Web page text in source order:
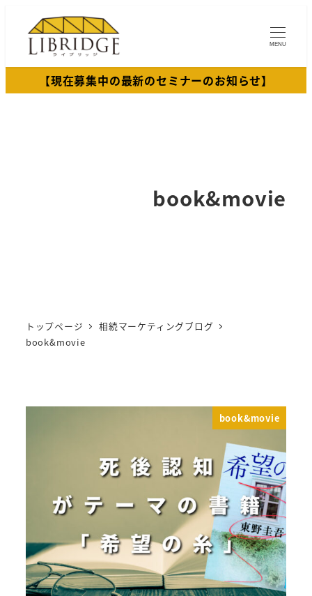
ン
MENU
【現在募集中の最新のセミナーのお知らせ】
book&movie
トップページ
相続マーケティングブログ
book&movie
book&movie